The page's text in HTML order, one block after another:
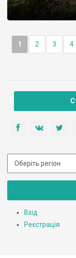
1 2 3 4
Вхід
Реєстрація